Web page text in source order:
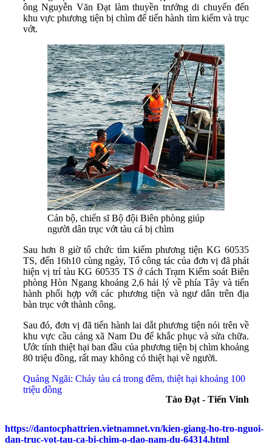
ông Nguyễn Văn Đạt làm thuyền trưởng di chuyển đến
khu vực phương tiện bị chìm để tiến hành tìm kiếm và trục
vớt.
Cán bộ, chiến sĩ Bộ đội Biên phòng giúp
người dân trục vớt tàu cá bị chìm
Sau hơn 8 giờ tổ chức tìm kiếm phương tiện KG 60535
TS, đến 16h10 cùng ngày, Tổ công tác của đơn vị đã phát
hiện vị trí tàu KG 60535 TS ở cách Trạm Kiểm soát Biên
phòng Hòn Ngang khoảng 2,6 hải lý về phía Tây và tiến
hành phối hợp với các phương tiện và ngư dân trên địa
bàn trục vớt thành công.
Sau đó, đơn vị đã tiến hành lai dắt phương tiện nói trên về
khu vực cầu cảng xã Nam Du để khắc phục và sửa chữa.
Ước tính thiệt hại ban đầu của phương tiện bị chìm khoảng
80 triệu đồng, rất may không có thiệt hại về người.
Quảng Ngãi: Cháy tàu cá trong đêm, thiệt hại khoảng 100
triệu đồng
Tào Đạt - Tiến Vinh
https://dantocphattrien.vietnamnet.vn/kien-giang-ho-tro-nguoi-
dan-truc-vot-tau-ca-bi-chim-o-dao-nam-du-64314.html